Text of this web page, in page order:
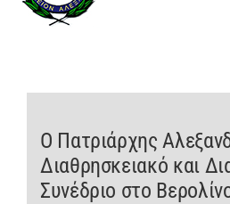
ΤΟ ΠΑΤΡΙΑΡΧΕΙΟ
Ο Πατριάρχης
Διαθρησκειακό και
Συνέδριο στο